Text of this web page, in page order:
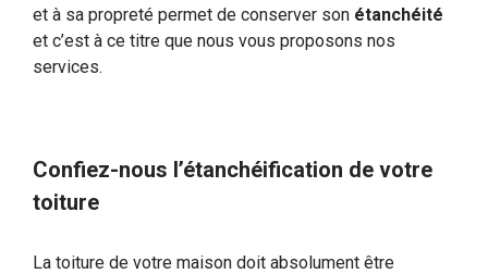
et à sa propreté permet de conserver son étanchéité
et c’est à ce titre que nous vous proposons nos
services.
Confiez-nous l’étanchéification de votre
toiture
La toiture de votre maison doit absolument être